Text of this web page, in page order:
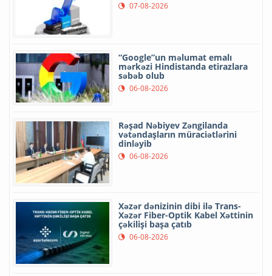
07-08-2026
“Google”un məlumat emalı
mərkəzi Hindistanda etirazlara
səbəb olub
06-08-2026
Rəşad Nəbiyev Zəngilanda
vətəndaşların müraciətlərini
dinləyib
06-08-2026
Xəzər dənizinin dibi ilə Trans-
Xəzər Fiber-Optik Kabel Xəttinin
çəkilişi başa çatıb
06-08-2026